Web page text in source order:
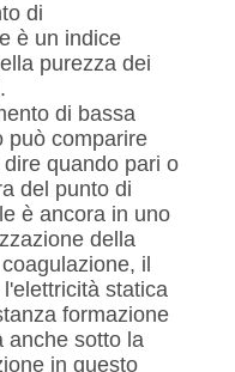
di
è un indice
purezza dei
di bassa
può comparire
quando pari o
del punto di
è ancora in uno
della
il
statica
formazione
anche sotto la
in questo